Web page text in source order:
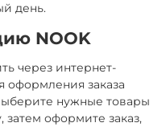
день.
NOOK
через интернет-
оформления заказа
нужные товары
затем оформите заказ,